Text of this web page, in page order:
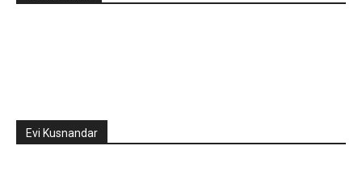
Evi Kusnandar